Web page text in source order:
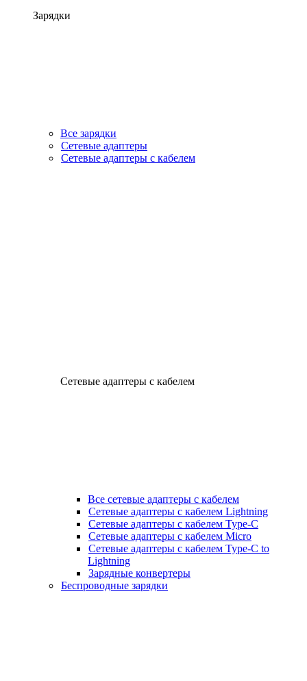
Зарядки
Все зарядки
Сетевые адаптеры
Сетевые адаптеры с кабелем
Сетевые адаптеры с кабелем
Все сетевые адаптеры с кабелем
Сетевые адаптеры с кабелем Lightning
Сетевые адаптеры с кабелем Type-C
Сетевые адаптеры с кабелем Micro
Сетевые адаптеры с кабелем Type-C to
Lightning
Зарядные конвертеры
Беспроводные зарядки